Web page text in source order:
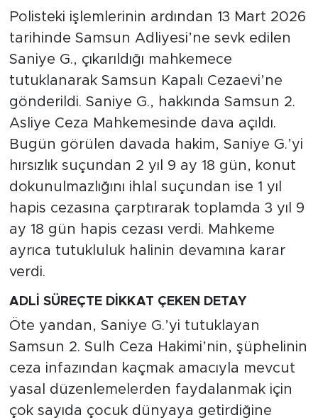
Polisteki işlemlerinin ardından 13 Mart 2026
tarihinde Samsun Adliyesi’ne sevk edilen
Saniye G., çıkarıldığı mahkemece
tutuklanarak Samsun Kapalı Cezaevi’ne
gönderildi. Saniye G., hakkında Samsun 2.
Asliye Ceza Mahkemesinde dava açıldı.
Bugün görülen davada hakim, Saniye G.’yi
hırsızlık suçundan 2 yıl 9 ay 18 gün, konut
dokunulmazlığını ihlal suçundan ise 1 yıl
hapis cezasına çarptırarak toplamda 3 yıl 9
ay 18 gün hapis cezası verdi. Mahkeme
ayrıca tutukluluk halinin devamına karar
verdi.
ADLİ SÜREÇTE DİKKAT ÇEKEN DETAY
Öte yandan, Saniye G.’yi tutuklayan
Samsun 2. Sulh Ceza Hakimi’nin, şüphelinin
ceza infazından kaçmak amacıyla mevcut
yasal düzenlemelerden faydalanmak için
çok sayıda çocuk dünyaya getirdiğine